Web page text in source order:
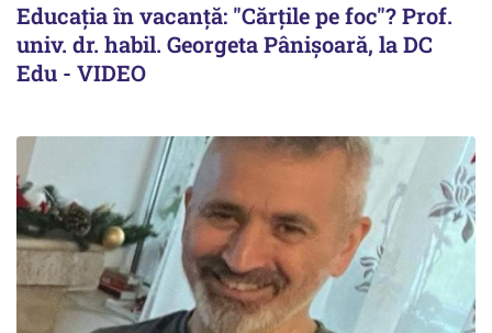
Educația în vacanță: "Cărțile pe foc"? Prof.
univ. dr. habil. Georgeta Pânișoară, la DC
Edu - VIDEO